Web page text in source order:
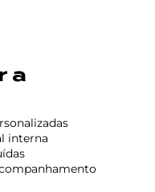
a
interna